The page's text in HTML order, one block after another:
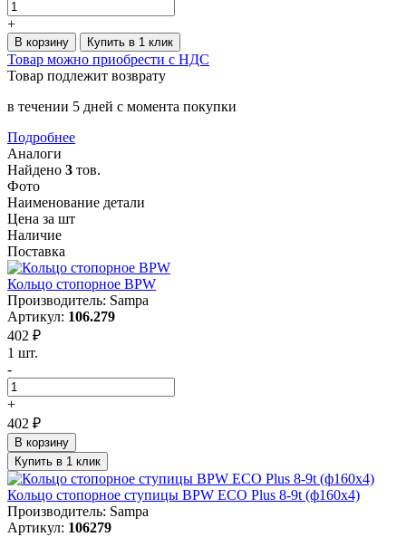
+
В корзину Купить в 1 клик
Товар можно приобрести с НДС
Товар подлежит возврату
в течении 5 дней с момента покупки
Подробнее
Аналоги
Найдено 3 тов.
Фото
Наименование детали
Цена за шт
Наличие
Поставка
Кольцо стопорное BPW
Производитель: Sampa
Артикул: 106.279
402 ₽
1 шт.
-
+
402 ₽
В корзину
Купить в 1 клик
Кольцо стопорное ступицы BPW ECO Plus 8-9t (ф160х4)
Производитель: Sampa
Артикул: 106279